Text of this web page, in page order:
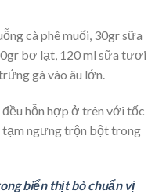
cà phê muối, 30gr sữa
bơ lạt, 120 ml sữa tươi
gà vào âu lớn.
hỗn hợp ở trên với tốc
tạm ngưng trộn bột trong
biển thịt bò chuẩn vị